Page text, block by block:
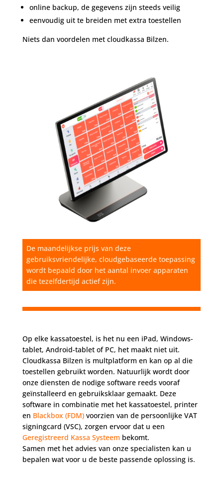
online backup, de gegevens zijn steeds veilig
eenvoudig uit te breiden met extra toestellen
Niets dan voordelen met cloudkassa Bilzen.
De maandelijkse prijs van deze
gebruiksvriendelijke, cloudgebaseerde toepassing
wordt bepaald door het aantal invoer apparaten
die tezelfdertijd actief zijn.
Op elke kassatoestel, is het nu een iPad, Windows-
tablet, Android-tablet of PC, het maakt niet uit.
Cloudkassa Bilzen is multplatform en kan op al die
toestellen gebruikt worden. Natuurlijk wordt door
onze diensten de nodige software reeds vooraf
geïnstalleerd en gebruiksklaar gemaakt. Deze
software in combinatie met het kassatoestel, printer
en Blackbox (FDM)voorzien van de persoonlijke VAT
signingcard (VSC), zorgen ervoor dat u een
Geregistreerd Kassa Systeem bekomt.
Samen met het advies van onze specialisten kan u
bepalen wat voor u de beste passende oplossing is.